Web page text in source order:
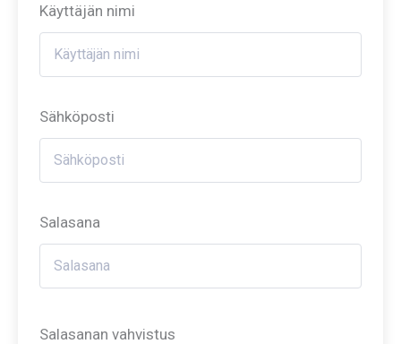
Käyttäjän nimi
Sähköposti
Salasana
Salasanan vahvistus